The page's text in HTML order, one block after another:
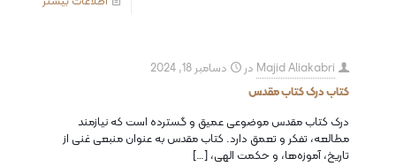
Majid Aliakabri در
دسامبر 18, 2024
کتاب درک کتاب مقدس
درک کتاب مقدس موضوعی عمیق و گسترده است که نیازمند
مطالعه، تفکر و تعمق دارد. کتاب مقدس به عنوان منبعی غنی از
تاریخ، آموزه‌ها، و حکمت الهی،[…]